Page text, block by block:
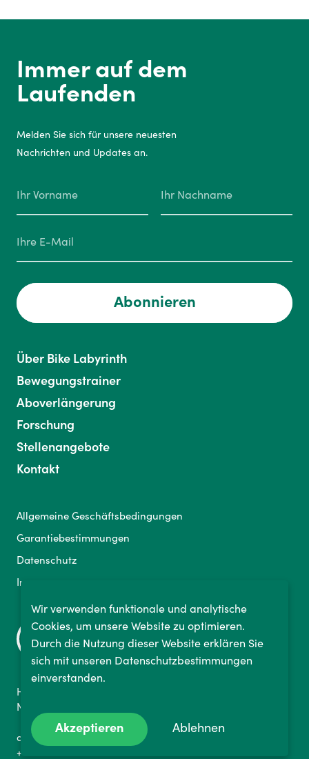
Immer auf dem
Laufenden
Melden Sie sich für unsere neuesten
Nachrichten und Updates an.
Abonnieren
Über Bike Labyrinth
Bewegungstrainer
Aboverlängerung
Forschung
Stellenangebote
Kontakt
Allgemeine Geschäftsbedingungen
Garantiebestimmungen
Datenschutz
Impressum
Hammfelddamm 4a
Neuss 41460, Deutschland
deutschland@bikelabyrinth.com
+49 773 116 900 82
Wir verwenden funktionale und analytische
Cookies, um unsere Website zu optimieren.
Durch die Nutzung dieser Website erklären Sie
sich mit unseren Datenschutzbestimmungen
einverstanden.
Akzeptieren Ablehnen